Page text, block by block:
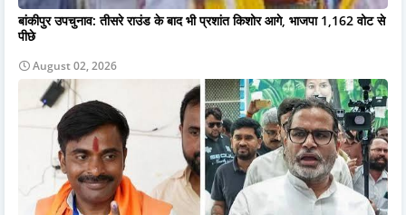
बांकीपुर उपचुनाव: तीसरे राउंड के बाद भी प्रशांत किशोर आगे, भाजपा 1,162 वोट से
पीछे
August 02, 2026